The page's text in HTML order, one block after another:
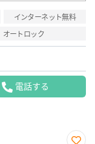
インターネット無料
オートロック
電話する